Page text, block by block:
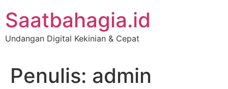
ke
konten
Saatbahagia.id
Undangan Digital Kekinian & Cepat
Penulis: admin